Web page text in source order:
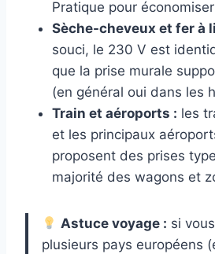
Pratique pour
Sèche-cheveux et fer à
souci, le 230 V est
que la prise murale
(en général oui dans les
Train et aéroports : les
et les principaux
proposent des prises
majorité des wagons et
Astuce voyage : si
plusieurs pays européens